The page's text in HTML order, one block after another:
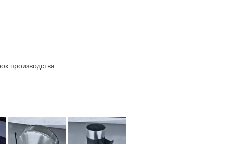
производства.